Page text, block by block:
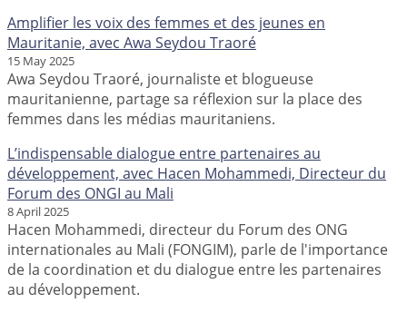
Amplifier les voix des femmes et des jeunes en
Mauritanie, avec Awa Seydou Traoré
15 May 2025
Awa Seydou Traoré, journaliste et blogueuse
mauritanienne, partage sa réflexion sur la place des
femmes dans les médias mauritaniens.
L’indispensable dialogue entre partenaires au
développement, avec Hacen Mohammedi, Directeur du
Forum des ONGI au Mali
8 April 2025
Hacen Mohammedi, directeur du Forum des ONG
internationales au Mali (FONGIM), parle de l'importance
de la coordination et du dialogue entre les partenaires
au développement.